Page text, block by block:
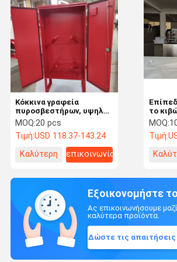
Κόκκινα γραφεία
πυροσβεστήρων, υψηλό
γραφείο μανικών
πυρκαγιάς διάρκειας
MOQ:20 pcs
Τιμή:USD 118.37-143.24
Καλύτερη
επικοινωνία
το
MOQ:
Τιμή:
Εξοικονομήστε
Ας επικοινωνήσουμε
καλύτερα προϊόντα.
Δώστε τις